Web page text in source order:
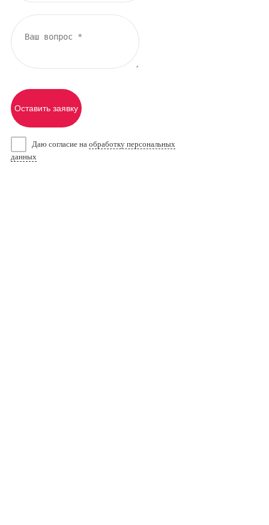
Оставить заявку
Даю согласие на обработку персональных
данных